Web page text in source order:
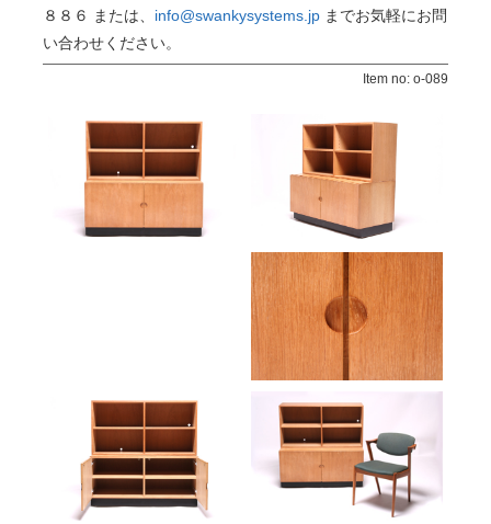
８８６ または、 info@swankysystems.jp までお気軽にお問
い合わせください。
Item no: o-089